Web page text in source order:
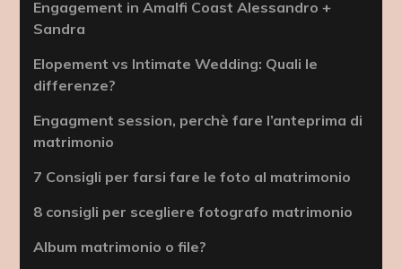
Engagement in Amalfi Coast Alessandro +
Sandra
Elopement vs Intimate Wedding: Quali le
differenze?
Engagment session, perchè fare l’anteprima di
matrimonio
7 Consigli per farsi fare le foto al matrimonio
8 consigli per scegliere fotografo matrimonio
Album matrimonio o file?